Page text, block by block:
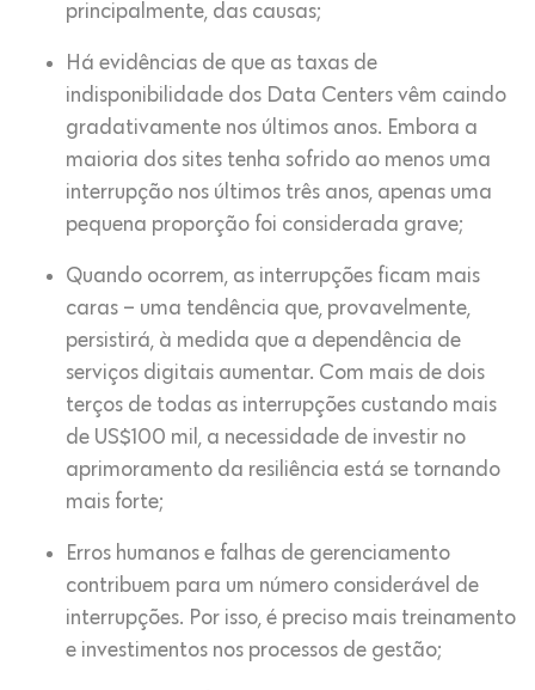
principalmente, das causas;
Há evidências de que as taxas de
indisponibilidade dos Data Centers vêm caindo
gradativamente nos últimos anos. Embora a
maioria dos sites tenha sofrido ao menos uma
interrupção nos últimos três anos, apenas uma
pequena proporção foi considerada grave;
Quando ocorrem, as interrupções ficam mais
caras – uma tendência que, provavelmente,
persistirá, à medida que a dependência de
serviços digitais aumentar. Com mais de dois
terços de todas as interrupções custando mais
de US$100 mil, a necessidade de investir no
aprimoramento da resiliência está se tornando
mais forte;
Erros humanos e falhas de gerenciamento
contribuem para um número considerável de
interrupções. Por isso, é preciso mais treinamento
e investimentos nos processos de gestão;